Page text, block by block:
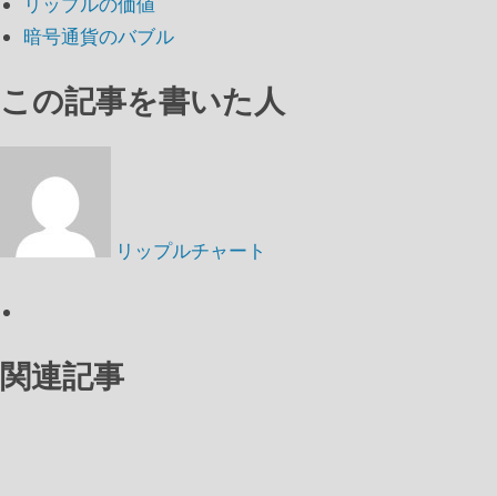
暗号通貨のバブル
この記事を書いた人
リップルチャート
関連記事